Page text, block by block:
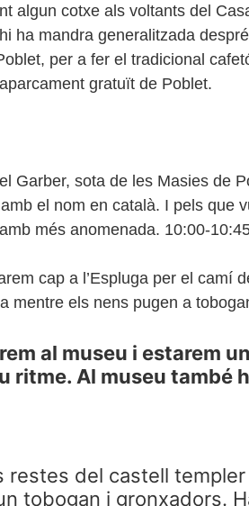
algun cotxe als voltants del
ha mandra generalitzada
per a fer el tradicional
gratuït de Poblet.
Garber, sota de les Masies de
el nom en català. I pels que
més anomenada. 10:00-
cap a l’Espluga per el camí
mentre els nens pugen a
al museu i estarem
ritme. Al museu també
restes del castell
tobogan i gronxadors.